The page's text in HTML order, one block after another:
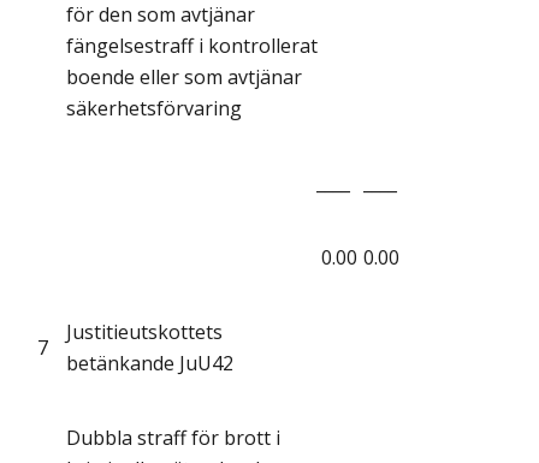
för den som avtjänar
fängelsestraff i kontrollerat
boende eller som avtjänar
säkerhetsförvaring
0.00 0.00
7
Justitieutskottets
betänkande JuU42
Dubbla straff för brott i